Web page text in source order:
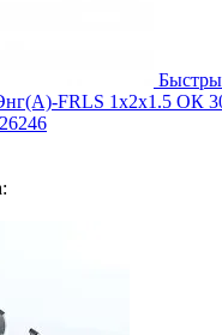
FRLS 1х2х1.5 ОК